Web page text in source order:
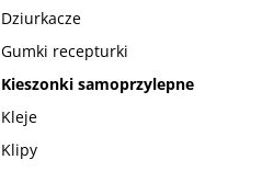
Dziurkacze
Gumki recepturki
Kieszonki samoprzylepne
Kleje
Klipy